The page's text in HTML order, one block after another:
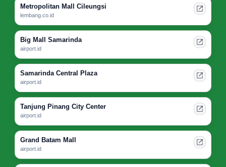
Metropolitan Mall Cileungsi
lembang.co.id
Big Mall Samarinda
airport.id
Samarinda Central Plaza
airport.id
Tanjung Pinang City Center
airport.id
Grand Batam Mall
airport.id